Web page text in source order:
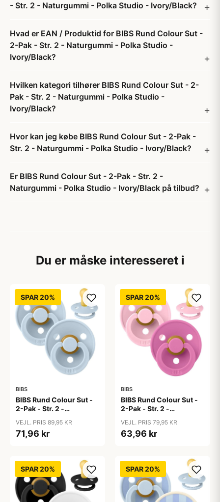
- Str. 2 - Naturgummi - Polka Studio - Ivory/Black?
Hvad er EAN / Produktid for BIBS Rund Colour Sut -
2-Pak - Str. 2 - Naturgummi - Polka Studio -
Ivory/Black?
Hvilken kategori tilhører BIBS Rund Colour Sut - 2-
Pak - Str. 2 - Naturgummi - Polka Studio -
Ivory/Black?
Hvor kan jeg købe BIBS Rund Colour Sut - 2-Pak -
Str. 2 - Naturgummi - Polka Studio - Ivory/Black?
Er BIBS Rund Colour Sut - 2-Pak - Str. 2 -
Naturgummi - Polka Studio - Ivory/Black på tilbud?
Du er måske interesseret i
SPAR 20%
BIBS
BIBS Rund Colour Sut -
2-Pak - Str. 2 -
Blue/Baby Blue
VEJL. PRIS 89,95 KR
71,96 kr
SPAR 20%
BIBS
BIBS Rund Colour Sut -
2-Pak - Str. 2 -
Pink/Bubblegum
VEJL. PRIS 79,95 KR
63,96 kr
SPAR 20% SPAR 20%